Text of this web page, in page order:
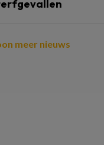
meer nieuws